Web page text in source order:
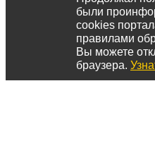
были
cookies
правилами
Вы можете
браузера.